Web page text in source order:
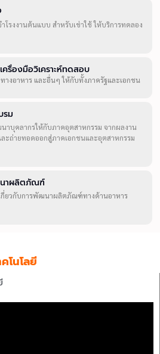
โรงงานต้นแบบ สำหรับเช่าใช้ ให้บริการทดลอง
ครื่องมือวิเคราะห์ทดสอบ
างอาหาร และอื่นๆ ให้กับทั้งภาครัฐและเอกชน
รม
บุคลากรให้กับภาคอุตสาหกรรม จากผลงาน
ะถ่ายทอดออกสู่ภาคเอกชนและอุตสาหกรรม
นาผลิตภัณฑ์
กี่ยวกับการพัฒนาผลิตภัณฑ์ทางด้านอาหาร
โนโลยี